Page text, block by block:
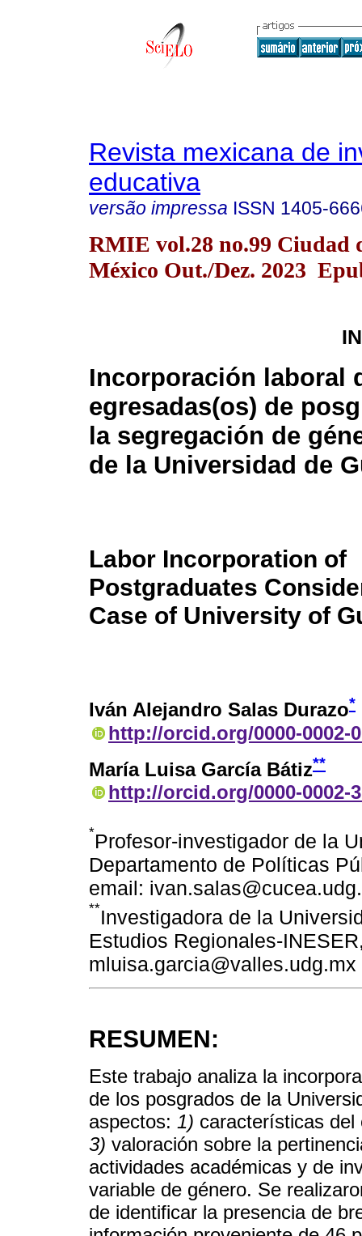
Revista mexicana de
educativa
versão impressa ISSN 1405-
RMIE vol.28 no.99 Ciudad
México Out./Dez. 2023
Incorporación laboral
egresadas(os) de
la segregación de
de la Universidad de
Labor Incorporation of
Postgraduates
Case of University of
Iván Alejandro Salas Durazo*
http://orcid.org/0000-0002-
María Luisa García Bátiz**
http://orcid.org/0000-0002-
*Profesor-investigador de la
Departamento de Políticas
email:
**Investigadora de la
Estudios Regionales-
mluisa.garcia@valles.udg.mx
RESUMEN:
Este trabajo analiza la
de los posgrados de la
aspectos: 1) características
3) valoración sobre la
actividades académicas y de
variable de género. Se
de identificar la presencia de